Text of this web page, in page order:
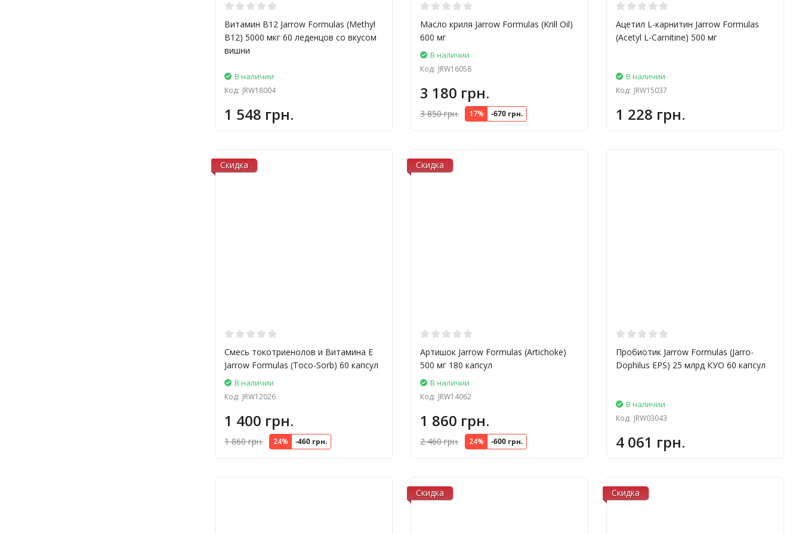
Витамин В12 Jarrow Formulas (Methyl
B12) 5000 мкг 60 леденцов со вкусом
вишни
В наличии
Код: JRW18004
1 548 грн.
Масло криля Jarrow Formulas (Krill Oil)
600 мг
В наличии
Код: JRW16058
3 180 грн.
3 850 грн. 17% -670 грн.
Ацетил L-карнитин Jarrow Formulas
(Acetyl L-Carnitine) 500 мг
В наличии
Код: JRW15037
1 228 грн.
Скидка
Смесь токотриенолов и Витамина Е
Jarrow Formulas (Toco-Sorb) 60 капсул
В наличии
Код: JRW12026
1 400 грн.
1 860 грн. 24% -460 грн.
Скидка
Артишок Jarrow Formulas (Artichoke)
500 мг 180 капсул
В наличии
Код: JRW14062
1 860 грн.
2 460 грн. 24% -600 грн.
Пробиотик Jarrow Formulas (Jarro-
Dophilus EPS) 25 млрд КУО 60 капсул
В наличии
Код: JRW03043
4 061 грн.
Скидка Скидка